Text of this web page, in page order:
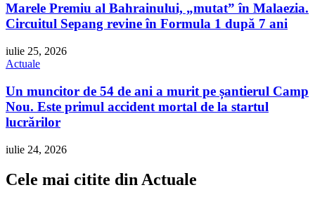
Marele Premiu al Bahrainului, „mutat” în Malaezia.
Circuitul Sepang revine în Formula 1 după 7 ani
iulie 25, 2026
Actuale
Un muncitor de 54 de ani a murit pe șantierul Camp
Nou. Este primul accident mortal de la startul
lucrărilor
iulie 24, 2026
Cele mai citite din Actuale